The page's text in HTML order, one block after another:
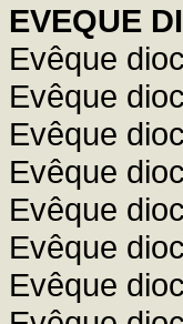
EVEQUE
Evêque
Evêque
Evêque
Evêque
Evêque
Evêque
Evêque